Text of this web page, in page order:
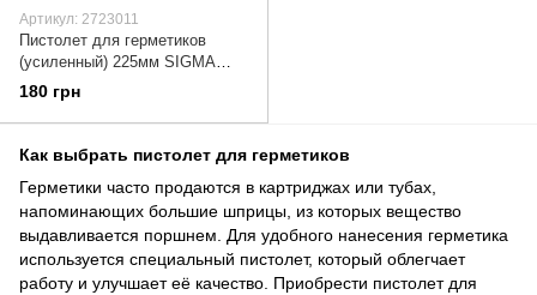
Артикул: 2723011
Пистолет для герметиков
(усиленный) 225мм SIGMA
(2723011)
180 грн
Как выбрать пистолет для герметиков
Герметики часто продаются в картриджах или тубах,
напоминающих большие шприцы, из которых вещество
выдавливается поршнем. Для удобного нанесения герметика
используется специальный пистолет, который облегчает
работу и улучшает её качество. Приобрести пистолет для